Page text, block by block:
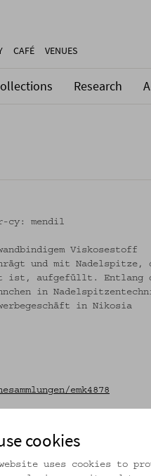
CAFÉ VENUES
Research
cy: mendil
Viskosestoff
und mit Nadelspitze,
ist, aufgefüllt. Entlang
in
in Nikosia
emk4878
cookies
uses cookies to